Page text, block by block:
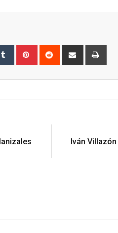
Tumblr Pinterest Reddit
Share
Iván